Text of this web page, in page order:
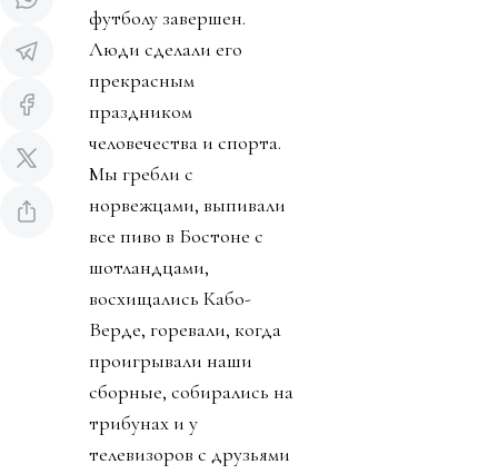
футболу завершен.
Люди сделали его
прекрасным
праздником
человечества и спорта.
Мы гребли с
норвежцами, выпивали
все пиво в Бостоне с
шотландцами,
восхищались Кабо-
Верде, горевали, когда
проигрывали наши
сборные, собирались на
трибунах и у
телевизоров с друзьями